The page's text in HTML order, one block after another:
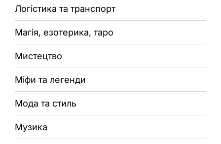
Логістика та транспорт
Магія, езотерика, таро
Мистецтво
Міфи та легенди
Мода та стиль
Музика